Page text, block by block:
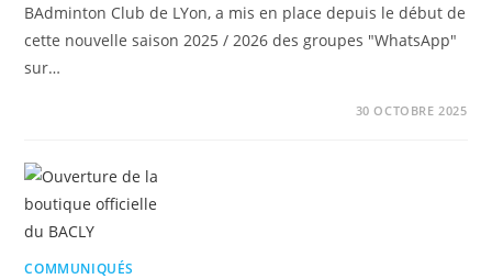
BAdminton Club de LYon, a mis en place depuis le début de
cette nouvelle saison 2025 / 2026 des groupes "WhatsApp"
sur…
30 OCTOBRE 2025
COMMUNIQUÉS